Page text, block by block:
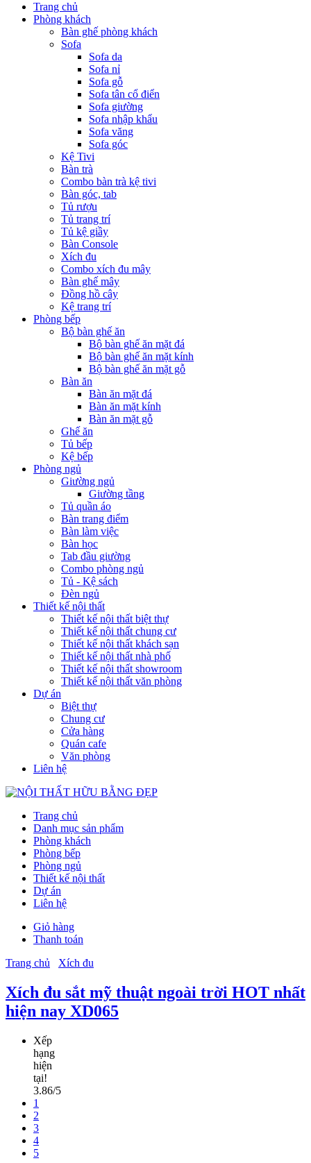
Trang chủ
Phòng khách
Bàn ghế phòng khách
Sofa
Sofa da
Sofa nỉ
Sofa gỗ
Sofa tân cổ điển
Sofa giường
Sofa nhập khẩu
Sofa văng
Sofa góc
Kệ Tivi
Bàn trà
Combo bàn trà kệ tivi
Bàn góc, tab
Tủ rượu
Tủ trang trí
Tủ kệ giầy
Bàn Console
Xích đu
Combo xích đu mây
Bàn ghế mây
Đồng hồ cây
Kệ trang trí
Phòng bếp
Bộ bàn ghế ăn
Bộ bàn ghế ăn mặt đá
Bộ bàn ghế ăn mặt kính
Bộ bàn ghế ăn mặt gỗ
Bàn ăn
Bàn ăn mặt đá
Bàn ăn mặt kính
Bàn ăn mặt gỗ
Ghế ăn
Tủ bếp
Kệ bếp
Phòng ngủ
Giường ngủ
Giường tầng
Tủ quần áo
Bàn trang điểm
Bàn làm việc
Bàn học
Tab đầu giường
Combo phòng ngủ
Tủ - Kệ sách
Đèn ngủ
Thiết kế nội thất
Thiết kế nội thất biệt thự
Thiết kế nội thất chung cư
Thiết kế nội thất khách sạn
Thiết kế nội thất nhà phố
Thiết kế nội thất showroom
Thiết kế nội thất văn phòng
Dự án
Biệt thự
Chung cư
Cửa hàng
Quán cafe
Văn phòng
Liên hệ
Trang chủ
Danh mục sản phẩm
Phòng khách
Phòng bếp
Phòng ngủ
Thiết kế nội thất
Dự án
Liên hệ
Giỏ hàng
Thanh toán
Trang chủ
Xích đu
Xích đu sắt mỹ thuật ngoài trời HOT nhất
hiện nay XD065
Xếp
hạng
hiện
tại!
3.86/5
1
2
3
4
5